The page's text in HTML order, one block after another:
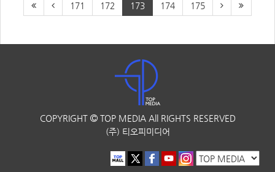
171 172 173 174 175
COPYRIGHT TOP MEDIA All RIGHTS RESERVED
(주) 티오피미디어